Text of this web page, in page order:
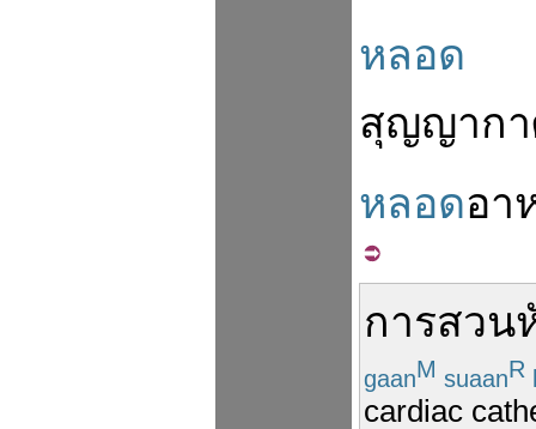
หลอด
สุญญาก
หลอดอา
การสวน
gaanM suaanR
cardiac